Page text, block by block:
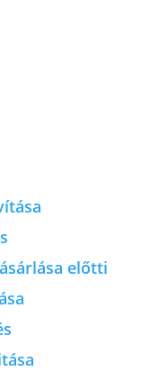
előtti